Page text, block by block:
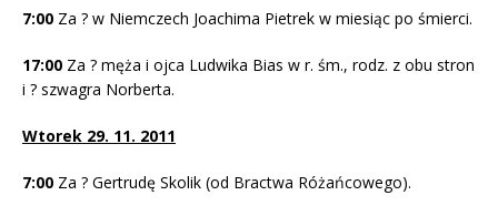
7:00 Za ? w Niemczech Joachima Pietrek w miesiąc po śmierci.
17:00 Za ? męża i ojca Ludwika Bias w r. śm., rodz. z obu stron
i ? szwagra Norberta.
Wtorek 29. 11. 2011
7:00 Za ? Gertrudę Skolik (od Bractwa Różańcowego).